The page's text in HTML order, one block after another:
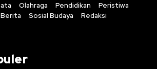
Olahraga Pendidikan
Peristiwa
Berita
Sosial Budaya Redaksi